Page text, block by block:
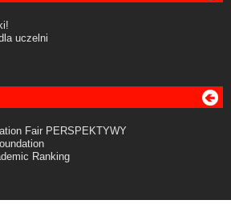
uczelni
Fair PERSPEKTYWY
Ranking